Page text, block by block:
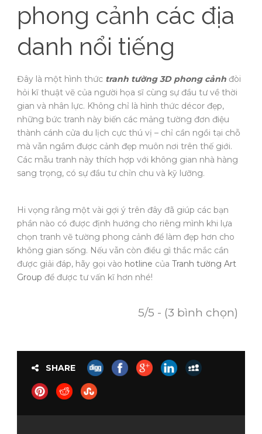
phong cảnh các địa
danh nổi tiếng
Đây là một hình thức tranh tường 3D phong cảnh đòi
hỏi kĩ thuật vẽ của người họa sĩ cùng sự đầu tư về thời
gian và nhân lực. Không chỉ là hình thức décor đẹp,
những bức tranh này biến các mảng tường đơn điệu
thành cánh cửa du lịch cực thú vị – chỉ cần ngồi tại chỗ
mà vẫn ngắm được cảnh đẹp muôn nơi trên thế giới.
Các mẫu tranh này thích hợp với không gian nhà hàng
sang trọng, có sự đầu tư chỉn chu và kỹ lưỡng.
Hi vọng rằng một vài gợi ý trên đây đã giúp các bạn
phần nào có được định hướng cho riêng mình khi lựa
chọn tranh vẽ tường phong cảnh để làm đẹp hơn cho
không gian sống. Nếu vẫn còn điều gì thắc mắc cần
được giải đáp, hãy gọi vào hotline của Tranh tường Art
Group để được tư vấn kĩ hơn nhé!
5/5 - (3 bình chọn)
SHARE